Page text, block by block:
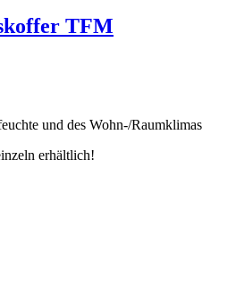
TFM
und des Wohn-/Raumklimas
erhältlich!